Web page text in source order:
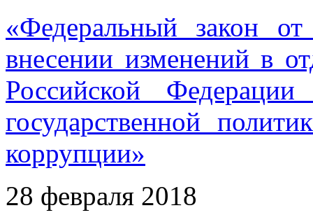
«Федеральный закон
внесении изменений в
Российской
государственной
коррупции»
28 февраля 2018